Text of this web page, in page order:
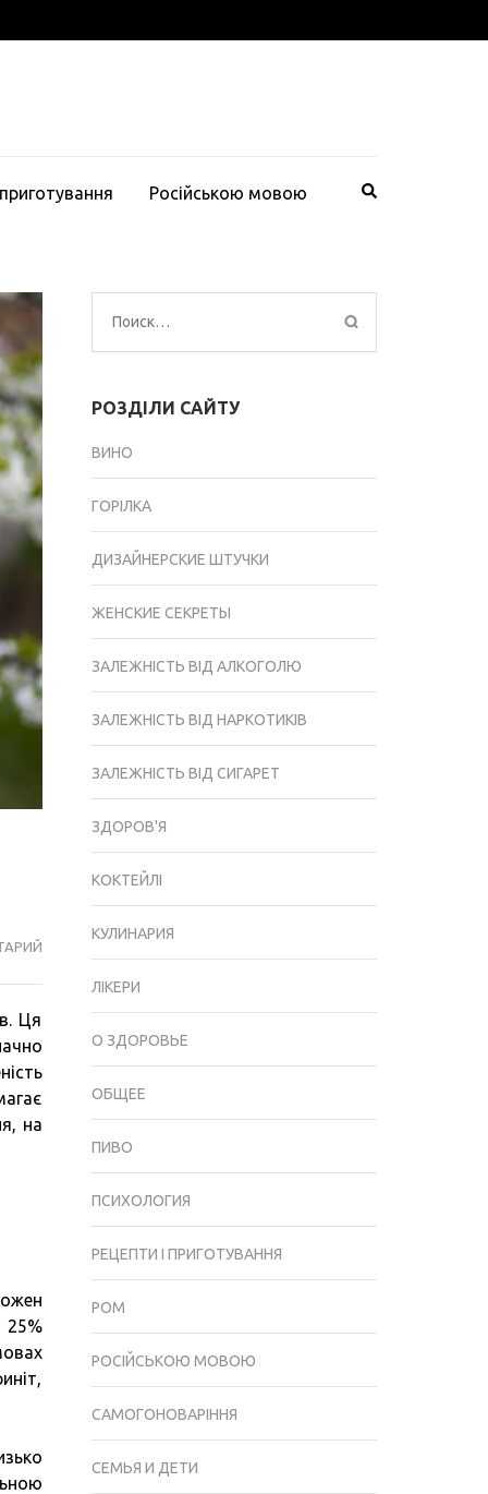
Російською мовою
ДОПОМАГАЄ
ЗНАЙТИ
СПРАВЖНЬОГО
ОРГАНІЗМУ
Ця
на
25%
Найти:
РОЗДІЛИ САЙТУ
ВИНО
ГОРІЛКА
ДИЗАЙНЕРСКИЕ ШТУЧКИ
ЖЕНСКИЕ СЕКРЕТЫ
ЗАЛЕЖНІСТЬ ВІД АЛКОГОЛЮ
ЗАЛЕЖНІСТЬ ВІД НАРКОТИКІВ
ЗАЛЕЖНІСТЬ ВІД СИГАРЕТ
ЗДОРОВ'Я
КОКТЕЙЛІ
КУЛИНАРИЯ
ЛІКЕРИ
О ЗДОРОВЬЕ
ОБЩЕЕ
ПИВО
ПСИХОЛОГИЯ
РЕЦЕПТИ І ПРИГОТУВАННЯ
РОМ
РОСІЙСЬКОЮ МОВОЮ
САМОГОНОВАРІННЯ
СЕМЬЯ И ДЕТИ